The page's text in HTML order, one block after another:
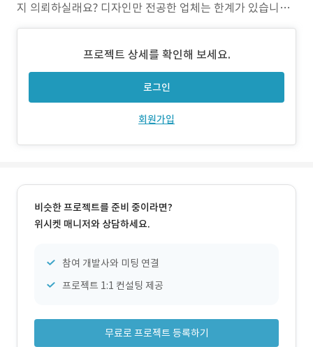
지 의뢰하실래요? 디자인만 전공한 업체는 한계가 있습니다.
퍼스널브랜딩과와 팔리는 마케팅, 소비자의 심리를 분석하고
의 이미지 생성 AI 프로그램을 이용한 모델 및 제품촬영컷 생
성 - chatGPT를 이용한 팔리는 상
프로젝트 상세를 확인해 보세요.
로그인
회원가입
비슷한 프로젝트를 준비 중이라면?
위시켓 매니저와 상담하세요.
참여 개발사와 미팅 연결
프로젝트 1:1 컨설팅 제공
무료로 프로젝트 등록하기